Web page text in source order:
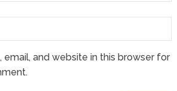
email, and website in this browser for